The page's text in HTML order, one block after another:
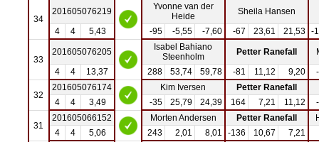
34
201605076219
Yvonne van der
Heide
Sheila Hansen
4
4 5,43 -95 -5,55 -7,60 -67 23,61 21,53 -
33
201605076205
Isabel Bahiano
Steenholm
Petter Ranefall
4
4 13,37 288 53,74 59,78 -81 11,12 9,20
32
201605076174 Kim Iversen
Petter Ranefall
4
4 3,49 -35 25,79 24,39 164 7,21 11,12
31
201605066152 Morten Andersen Petter Ranefall
4
4 5,06 243 2,01 8,01 -136 10,67 7,21